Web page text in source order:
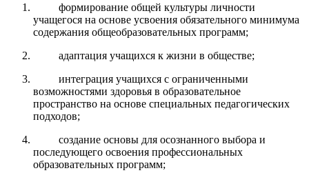
формирование общей культуры личности
учащегося на основе усвоения обязательного минимума
содержания общеобразовательных программ;
адаптация учащихся к жизни в обществе;
интеграция учащихся с ограниченными
возможностями здоровья в образовательное
пространство на основе специальных педагогических
подходов;
создание основы для осознанного выбора и
последующего освоения профессиональных
образовательных программ;